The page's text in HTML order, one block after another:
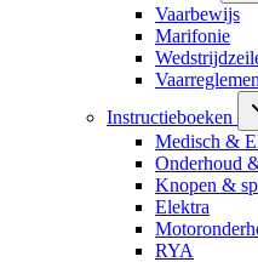
Vaarbewijs
Marifonie
Instructieboeken
Medisch &
Onderhoud
Knopen &
Elektra
RYA